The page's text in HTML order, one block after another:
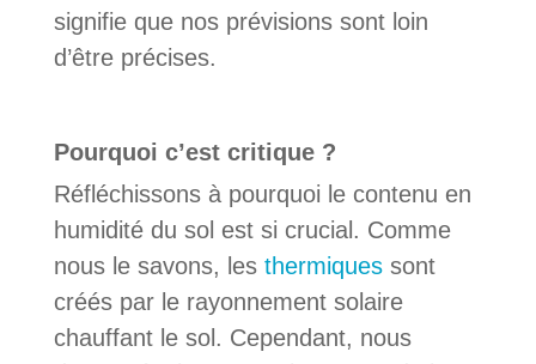
signifie que nos prévisions sont loin
d’être précises.
Pourquoi c’est critique ?
Réfléchissons à pourquoi le contenu en
humidité du sol est si crucial. Comme
nous le savons, les thermiquessont
créés par le rayonnement solaire
chauffant le sol. Cependant, nous